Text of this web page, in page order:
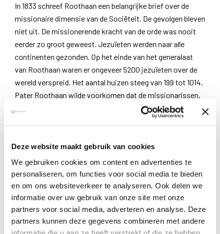
Deze website maakt gebruik van cookies
We gebruiken cookies om content en advertenties te
personaliseren, om functies voor social media te bieden
en om ons websiteverkeer te analyseren. Ook delen we
informatie over uw gebruik van onze site met onze
partners voor social media, adverteren en analyse. Deze
partners kunnen deze gegevens combineren met andere
In 1833 schreef Roothaan een belangrijke brief over de
missionaire dimensie van de Sociëteit. De gevolgen bleven
niet uit. De missionerende kracht van de orde was nooit
eerder zo groot geweest. Jezuïeten werden naar alle
continenten gezonden. Op het einde van het generalaat
van Roothaan waren er ongeveer 5200 jezuïeten over de
wereld verspreid. Het aantal huizen steeg van 199 tot 1014.
Pater Roothaan wilde voorkomen dat de missionarissen,
meestal Europeanen, hun cultuur zouden opleggen aan de
inheemse bevolking. Daarom stuurde hij erop aan
vormen. Zo werden er seminaries gesticht in China (1843),
in Albanië (1843), in India (1844), in Syrië (1845). De
missionaire expansie van de Sociëteit zal zich ook in de
tweede helft van de negentiende eeuw verder ontwikkelen.
Met de jaren nam ook de moeilijkheid toe zich
onafhankelijk op te stellen tegenover de Westerse
mogendheden, die in vele overzeese gebieden hun macht